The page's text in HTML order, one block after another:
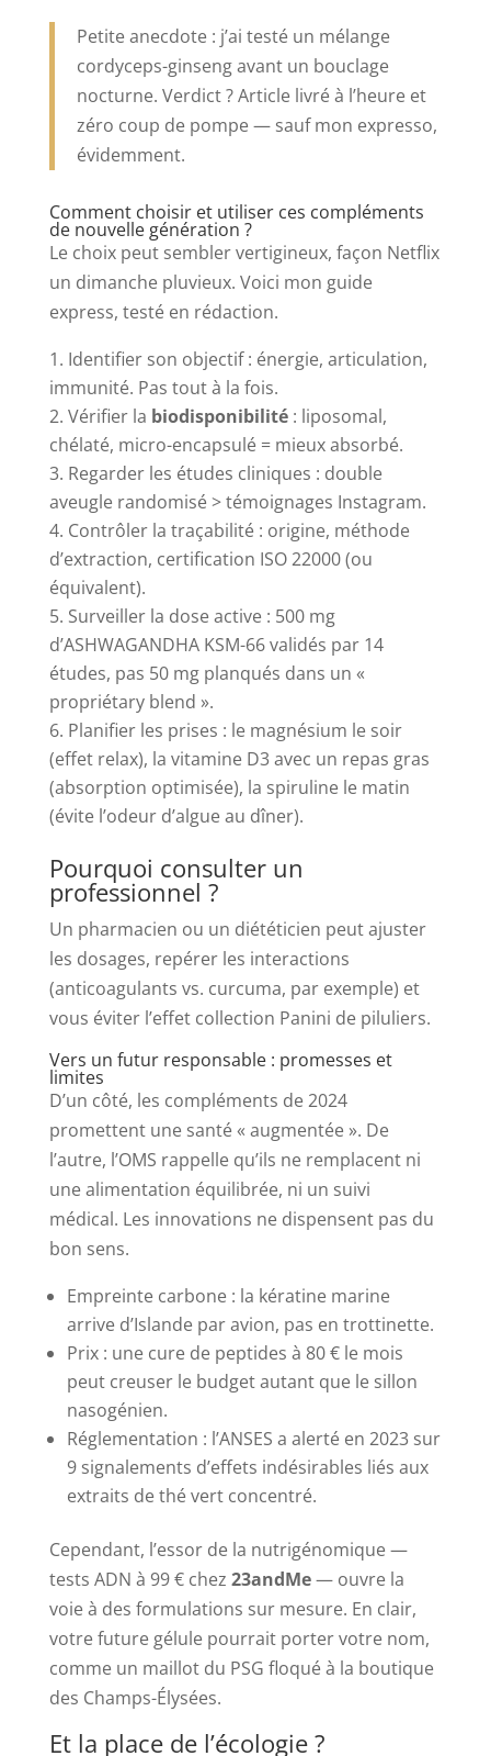
Petite anecdote : j’ai testé un mélange
cordyceps-ginseng avant un bouclage
nocturne. Verdict ? Article livré à l’heure et
zéro coup de pompe — sauf mon expresso,
évidemment.
Comment choisir et utiliser ces compléments
de nouvelle génération ?
Le choix peut sembler vertigineux, façon Netflix
un dimanche pluvieux. Voici mon guide
express, testé en rédaction.
Identifier son objectif : énergie, articulation,
immunité. Pas tout à la fois.
Vérifier la biodisponibilité: liposomal,
chélaté, micro-encapsulé = mieux absorbé.
Regarder les études cliniques : double
aveugle randomisé > témoignages Instagram.
Contrôler la traçabilité : origine, méthode
d’extraction, certification ISO 22000 (ou
équivalent).
Surveiller la dose active : 500 mg
d’ASHWAGANDHA KSM-66 validés par 14
études, pas 50 mg planqués dans un «
propriétary blend ».
Planifier les prises : le magnésium le soir
(effet relax), la vitamine D3 avec un repas gras
(absorption optimisée), la spiruline le matin
(évite l’odeur d’algue au dîner).
Pourquoi consulter un
professionnel ?
Un pharmacien ou un diététicien peut ajuster
les dosages, repérer les interactions
(anticoagulants vs. curcuma, par exemple) et
vous éviter l’effet collection Panini de piluliers.
Vers un futur responsable : promesses et
limites
D’un côté, les compléments de 2024
promettent une santé « augmentée ». De
l’autre, l’OMS rappelle qu’ils ne remplacent ni
une alimentation équilibrée, ni un suivi
médical. Les innovations ne dispensent pas du
bon sens.
Empreinte carbone : la kératine marine
arrive d’Islande par avion, pas en trottinette.
Prix : une cure de peptides à 80 € le mois
peut creuser le budget autant que le sillon
nasogénien.
Réglementation : l’ANSES a alerté en 2023 sur
9 signalements d’effets indésirables liés aux
extraits de thé vert concentré.
Cependant, l’essor de la nutrigénomique —
tests ADN à 99 € chez 23andMe— ouvre la
voie à des formulations sur mesure. En clair,
votre future gélule pourrait porter votre nom,
comme un maillot du PSG floqué à la boutique
des Champs-Élysées.
Et la place de l’écologie ?